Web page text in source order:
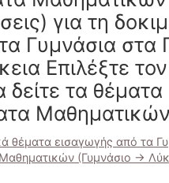
για τη
Γυμνάσια στα
Επιλέξτε
δείτε τα
θέματα εισαγωγής από τα
(Γυμνάσιο ->